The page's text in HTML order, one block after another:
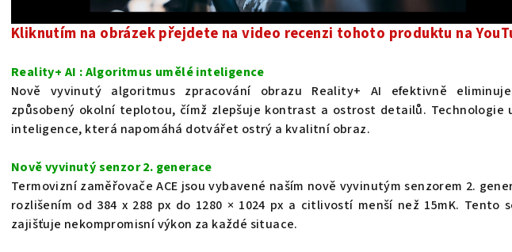
Kliknutím na obrázek přejdete na video recenzi tohoto produktu na
Reality+ AI : Algoritmus umělé inteligence
Nově vyvinutý algoritmus zpracování obrazu Reality+ AI efektivně
způsobený okolní teplotou, čímž zlepšuje kontrast a ostrost detailů. Technologie
inteligence, která napomáhá dotvářet ostrý a kvalitní obraz.
Nově vyvinutý senzor 2. generace
Termovizní zaměřovače ACE jsou vybavené naším nově vyvinutým senzorem 2.
rozlišením od 384 x 288 px do 1280 × 1024 px a citlivostí menší než 15mK. Tento
zajišťuje nekompromisní výkon za každé situace.